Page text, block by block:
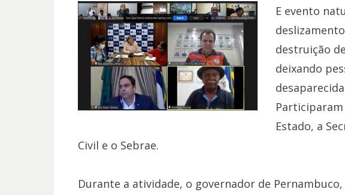
E evento
destruição
deixando
Estado, a
Civil e o Sebrae.
Durante a atividade, o governador de Pernambuco,